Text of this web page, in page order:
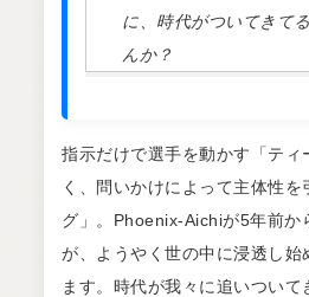
に、時代がついてきて
んか？
指示だけで選手を動かす「ティ
く、問いかけによって主体性を
グ」。Phoenix-Aichiが5年前か
が、ようやく世の中に浸透し始
ます。時代が我々に追いついて